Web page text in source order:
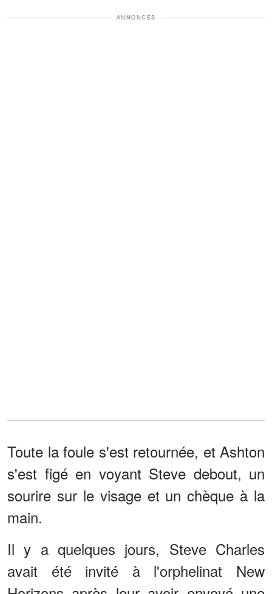
ANNONCES
Toute la foule s'est retournée, et Ashton
s'est figé en voyant Steve debout, un
sourire sur le visage et un chèque à la
main.
Il y a quelques jours, Steve Charles
avait été invité à l'orphelinat New